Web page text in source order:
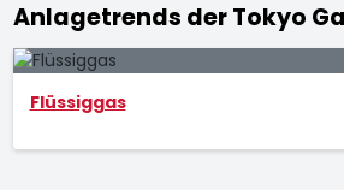
Anlagetrends der Tokyo
Flüssiggas